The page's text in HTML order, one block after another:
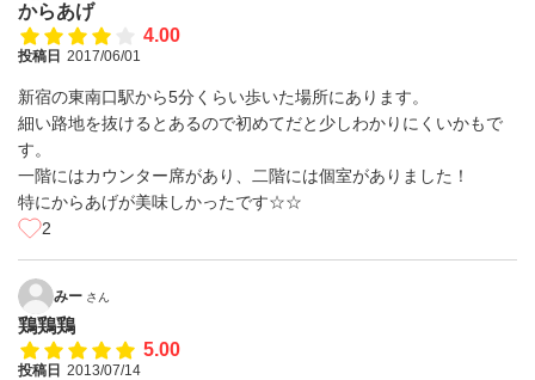
からあげ
4.00
投稿日 2017/06/01
新宿の東南口駅から5分くらい歩いた場所にあります。
細い路地を抜けるとあるので初めてだと少しわかりにくいかもで
す。
一階にはカウンター席があり、二階には個室がありました！
特にからあげが美味しかったです☆☆
2
みー さん
鶏鶏鶏
5.00
投稿日 2013/07/14